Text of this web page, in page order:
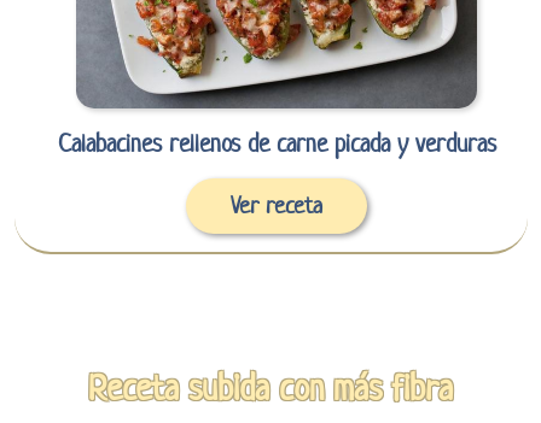
Calabacines rellenos de carne picada y verduras
Ver receta
Receta subida con más fibra